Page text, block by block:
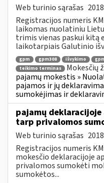
Web turinio sąrašas
Registracijos numeris
laikomas nuolatiniu
trimis vienas paskui kitą
laikotarpiais Galutinio
gpm gpm308 išvykimo
teikimo terminas
Mokesčių
pajamų mokestis »
pajamos ir jų
sumokėjimas ir
pajamų
tarp privalomos
Web turinio sąrašas
Registracijos numeris
mokesčio deklaracijoje
privalomos sumokėti
sumokėtos...